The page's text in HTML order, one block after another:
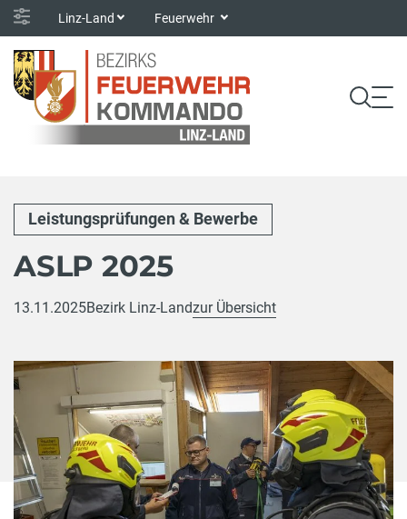
Linz-Land Feuerwehr
Leistungsprüfungen & Bewerbe
ASLP 2025
13.11.2025Bezirk Linz-Landzur Übersicht